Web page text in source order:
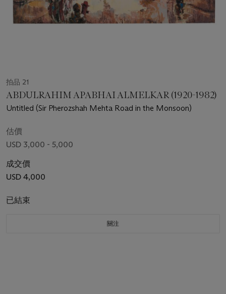
拍品 21
ABDULRAHIM APABHAI ALMELKAR (1920-1982)
Untitled (Sir Pherozshah Mehta Road in the Monsoon)
估價
USD 3,000 - 5,000
成交價
USD 4,000
已結束
關注